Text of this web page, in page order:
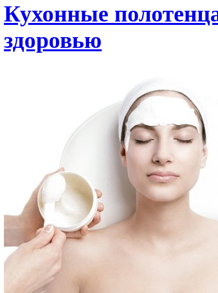
Кухонные
здоровью